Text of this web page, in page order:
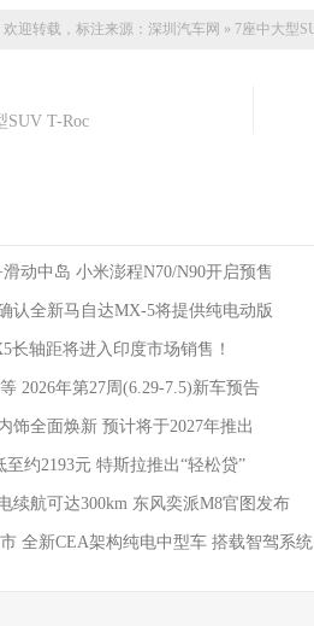
欢迎转载，标注来源： 深圳汽车网 » 7座中大型
SUV T-Roc
动中岛 小米澎程N70/N90开启预售
认全新马自达MX-5将提供纯电动版
长轴距将进入印度市场销售！
2026年第27周(6.29-7.5)新车预告
饰全面焕新 预计将于2027年推出
约2193元 特斯拉推出“轻松贷”
续航可达300km 东风奕派M8官图发布
全新CEA架构纯电中型车 搭载智驾系统